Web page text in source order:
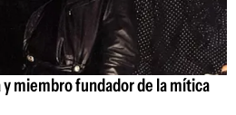
miembro fundador de la mítica